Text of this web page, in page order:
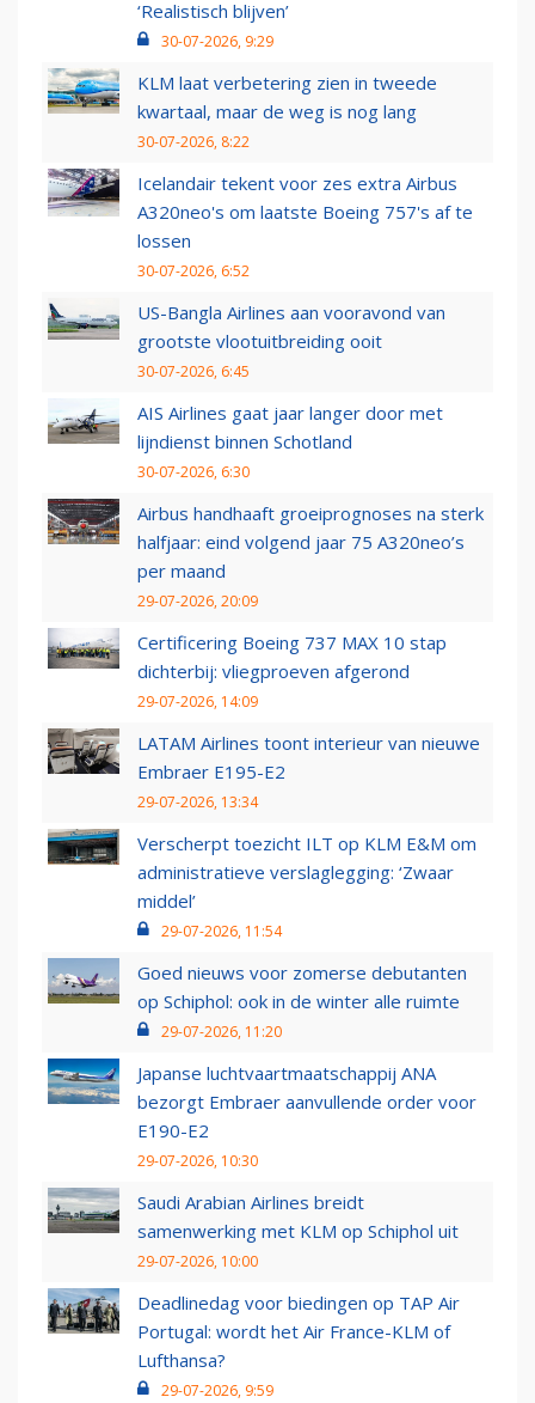
‘Realistisch blijven’
30-07-2026, 9:29
KLM laat verbetering zien in tweede
kwartaal, maar de weg is nog lang
30-07-2026, 8:22
Icelandair tekent voor zes extra Airbus
A320neo's om laatste Boeing 757's af te
lossen
30-07-2026, 6:52
US-Bangla Airlines aan vooravond van
grootste vlootuitbreiding ooit
30-07-2026, 6:45
AIS Airlines gaat jaar langer door met
lijndienst binnen Schotland
30-07-2026, 6:30
Airbus handhaaft groeiprognoses na sterk
halfjaar: eind volgend jaar 75 A320neo’s
per maand
29-07-2026, 20:09
Certificering Boeing 737 MAX 10 stap
dichterbij: vliegproeven afgerond
29-07-2026, 14:09
LATAM Airlines toont interieur van nieuwe
Embraer E195-E2
29-07-2026, 13:34
Verscherpt toezicht ILT op KLM E&M om
administratieve verslaglegging: ‘Zwaar
middel’
29-07-2026, 11:54
Goed nieuws voor zomerse debutanten
op Schiphol: ook in de winter alle ruimte
29-07-2026, 11:20
Japanse luchtvaartmaatschappij ANA
bezorgt Embraer aanvullende order voor
E190-E2
29-07-2026, 10:30
Saudi Arabian Airlines breidt
samenwerking met KLM op Schiphol uit
29-07-2026, 10:00
Deadlinedag voor biedingen op TAP Air
Portugal: wordt het Air France-KLM of
Lufthansa?
29-07-2026, 9:59